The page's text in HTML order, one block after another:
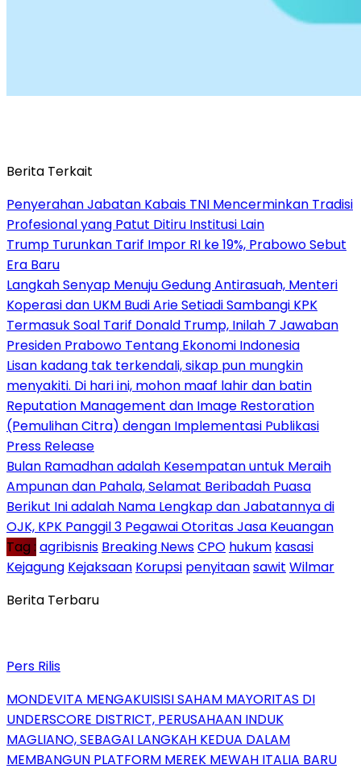
Berita Terkait
Penyerahan Jabatan Kabais TNI Mencerminkan Tradisi
Profesional yang Patut Ditiru Institusi Lain
Trump Turunkan Tarif Impor RI ke 19%, Prabowo Sebut
Era Baru
Langkah Senyap Menuju Gedung Antirasuah, Menteri
Koperasi dan UKM Budi Arie Setiadi Sambangi KPK
Termasuk Soal Tarif Donald Trump, Inilah 7 Jawaban
Presiden Prabowo Tentang Ekonomi Indonesia
Lisan kadang tak terkendali, sikap pun mungkin
menyakiti. Di hari ini, mohon maaf lahir dan batin
Reputation Management dan Image Restoration
(Pemulihan Citra) dengan Implementasi Publikasi
Press Release
Bulan Ramadhan adalah Kesempatan untuk Meraih
Ampunan dan Pahala, Selamat Beribadah Puasa
Berikut Ini adalah Nama Lengkap dan Jabatannya di
OJK, KPK Panggil 3 Pegawai Otoritas Jasa Keuangan
Tag : agribisnis Breaking NewsCPO hukum kasasi
Kejagung Kejaksaan Korupsi penyitaansawit Wilmar
Berita Terbaru
Pers Rilis
MONDEVITA MENGAKUISISI SAHAM MAYORITAS DI
UNDERSCORE DISTRICT, PERUSAHAAN INDUK
MAGLIANO, SEBAGAI LANGKAH KEDUA DALAM
MEMBANGUN PLATFORM MEREK MEWAH ITALIA BARU